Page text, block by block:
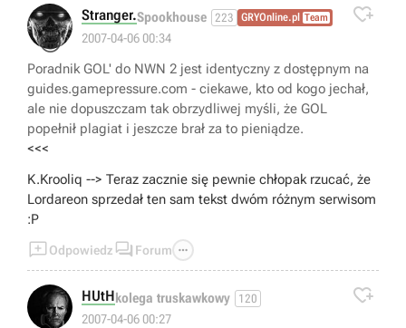
😁
Stranger.Spookhouse 223 GRYOnline.pl Team
2007-04-06 00:34

Poradnik GOL' do NWN 2 jest identyczny z dostępnym na
guides.gamepressure.com - ciekawe, kto od kogo jechał,
ale nie dopuszczam tak obrzydliwej myśli, że GOL
popełnił plagiat i jeszcze brał za to pieniądze.
<<<
K.Krooliq --> Teraz zacznie się pewnie chłopak rzucać, że
Lordareon sprzedał ten sam tekst dwóm różnym serwisom
:P
Odpowiedz  Forum 
HUtHkolega truskawkowy 120
2007-04-06 00:27
